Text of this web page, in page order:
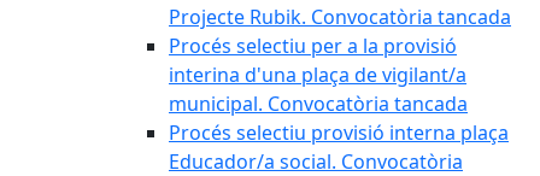
Projecte Rubik. Convocatòria tancada
Procés selectiu per a la provisió
interina d'una plaça de vigilant/a
municipal. Convocatòria tancada
Procés selectiu provisió interna plaça
Educador/a social. Convocatòria